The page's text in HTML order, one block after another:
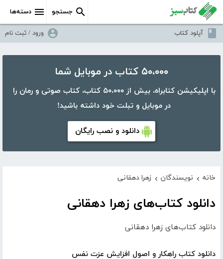
دسته‌ها جستجو
آپلود کتاب ورود / ثبت نام
۵۰،۰۰۰ کتاب در موبایل شما
با اپلیکیشن کتابراه، بیش از ۵۰،۰۰۰ کتاب، کتاب صوتی و رمان را
در موبایل و تبلت خود داشته باشید!
دانلود و نصب رایگان
خانه › نویسندگان › زهرا دهقانی
دانلود کتاب‌های زهرا دهقانی
دانلود کتاب‌های زهرا دهقانی
دانلود کتاب راهکار و اصول افزایش عزت نفس